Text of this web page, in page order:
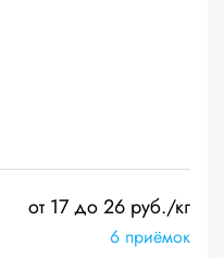
от 17 до 26 руб./кг
6 приёмок